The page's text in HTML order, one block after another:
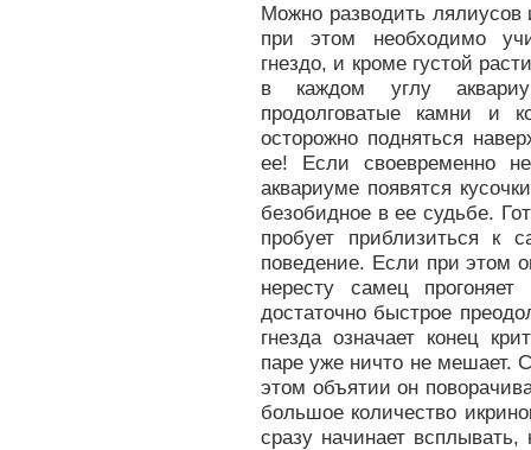
Можно разводить
при этом необходимо
гнездо, и кроме густой
в каждом углу
продолговатые камни и
осторожно подняться
ее! Если своевременно
аквариуме появятся
безобидное в ее судьбе.
пробует приблизиться к
поведение. Если при этом
нересту самец
достаточно быстрое
гнезда означает конец
паре уже ничто не мешает.
этом объятии он
большое количество
сразу начинает всплывать,